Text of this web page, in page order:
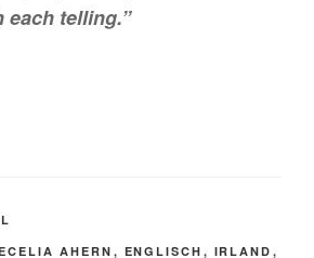
telling.”
AHERN , ENGLISCH , IRLAND ,